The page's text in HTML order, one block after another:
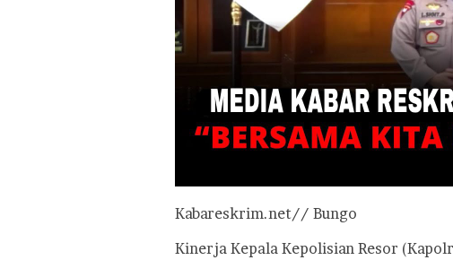
Kabareskrim.net// Bungo
Kinerja Kepala Kepolisian Resor